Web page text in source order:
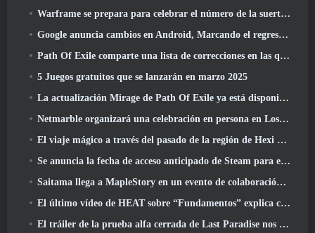
Warframe se prepara para celebrar el número de la suerte 13 Con eventos de aniversario
Google anuncia cambios en Android, Marcando el regreso de Fortnite a Play Store
Path Of Exile comparte una lista de correcciones en las que se está trabajando después del lanzamiento de Mirage
5 Juegos gratuitos que se lanzarán en marzo 2025
La actualización Mirage de Path Of Exile ya está disponible
Netmarble organizará una celebración en persona en Los Ángeles. Antes de los siete pecados capitales: Lanzamiento de origen
El viaje mágico a través del pasado de la región de Hexi comienza donde los vientos se encuentran hoy
Se anuncia la fecha de acceso anticipado de Steam para el ARPG Crystalfall de Steampunk
Saitama llega a MapleStory en un evento de colaboración con One-Punch Man
El último vídeo de HEAT sobre “Fundamentos” explica cómo trabajan juntos los agentes y los tanques
El tráiler de la prueba alfa cerrada de Last Paradise nos recuerda cómo es realmente sobrevivir al Apocalipsis zombi